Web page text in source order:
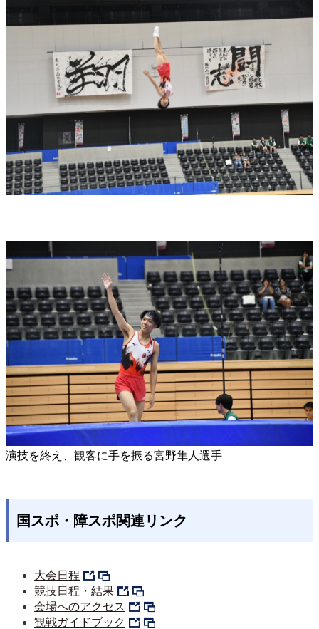
演技を終え、観客に手を振る宮野隼人選手
国スポ・障スポ関連リンク
大会日程
競技日程・結果
会場へのアクセス
観戦ガイドブック